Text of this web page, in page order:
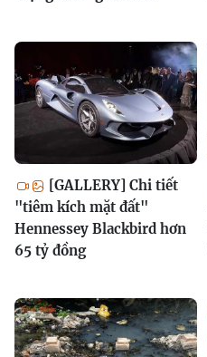
[GALLERY] Chi tiết
"tiêm kích mặt đất"
Hennessey Blackbird hơn
65 tỷ đồng